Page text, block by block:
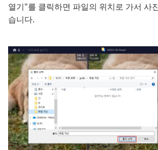
열기"를 클릭하면 파일의 위치로 가서 사
습니다.